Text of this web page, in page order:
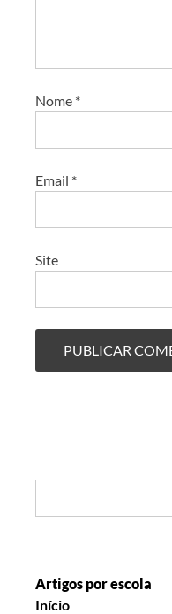
Nome *
Email *
Site
Artigos por escola
Início